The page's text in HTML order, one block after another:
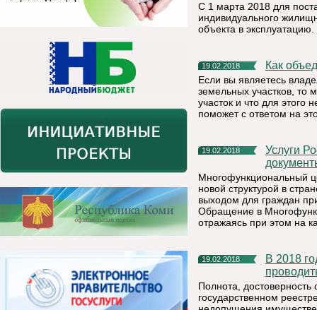
С 1 марта 2018 для
индивидуального
объекта в эксплуатацию.
19.02.2018 Как
Если вы являетесь
земельных участков, то
участок и что для этого
поможет с ответом на
19.02.2018
Услуги Росреестра в Многофункциональном центре «Мои
Многофункциональный
новой структурой в
выходом для граждан
Обращение в
отражаясь при этом на
19.02.2018
В 2018 году впервые на территории Республики Коми будут
Полнота,
государственном